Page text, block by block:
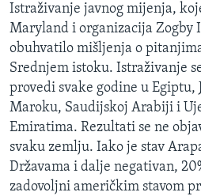
Istraživanje javnog mijenja,
Maryland i organizacija Zogby
obuhvatilo mišljenja o
Srednjem istoku. Istraživanje
provedi svake godine u Egiptu,
Maroku, Saudijskoj Arabiji i
Emiratima. Rezultati se ne
svaku zemlju. Iako je stav
Državama i dalje negativan,
zadovoljni američkim stavom